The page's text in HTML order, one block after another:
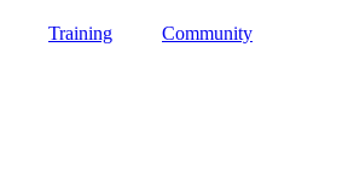
Training Community